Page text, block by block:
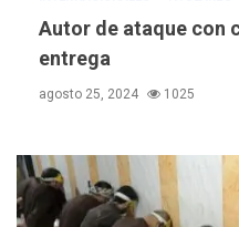
Autor de ataque con
entrega
agosto 25, 2024 1025